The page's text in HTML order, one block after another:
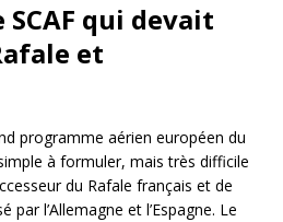
qui devait
et
programme aérien européen du
à formuler, mais très difficile
du Rafale français et de
par l’Allemagne et l’Espagne. Le